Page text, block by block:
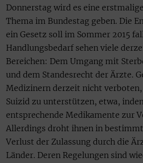
Donnerstag wird es eine
Thema im Bundestag geben. Die
ein Gesetz soll im Sommer 2015
Handlungsbedarf sehen viele
Bereichen: Dem Umgang mit
und dem Standesrecht der Ärzte.
Medizinern derzeit nicht
Suizid zu unterstützen, etwa,
entsprechende Medikamente zur
Allerdings droht ihnen in
Verlust der Zulassung durch die
Länder. Deren Regelungen sind